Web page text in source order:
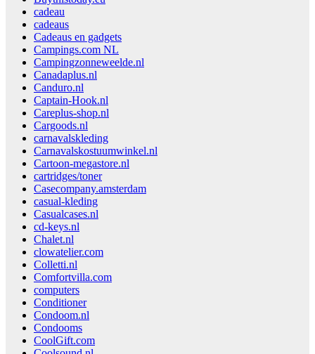
cadeau
cadeaus
Cadeaus en gadgets
Campings.com NL
Campingzonneweelde.nl
Canadaplus.nl
Canduro.nl
Captain-Hook.nl
Careplus-shop.nl
Cargoods.nl
carnavalskleding
Carnavalskostuumwinkel.nl
Cartoon-megastore.nl
cartridges/toner
Casecompany.amsterdam
casual-kleding
Casualcases.nl
cd-keys.nl
Chalet.nl
clowatelier.com
Colletti.nl
Comfortvilla.com
computers
Conditioner
Condoom.nl
Condooms
CoolGift.com